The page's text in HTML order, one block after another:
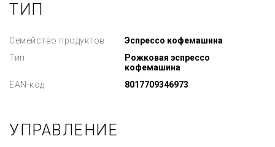
ТИП
Семейство продуктов
Эспрессо кофемашина
Тип
Рожковая эспрессо
кофемашина
EAN-код
8017709346973
УПРАВЛЕНИЕ